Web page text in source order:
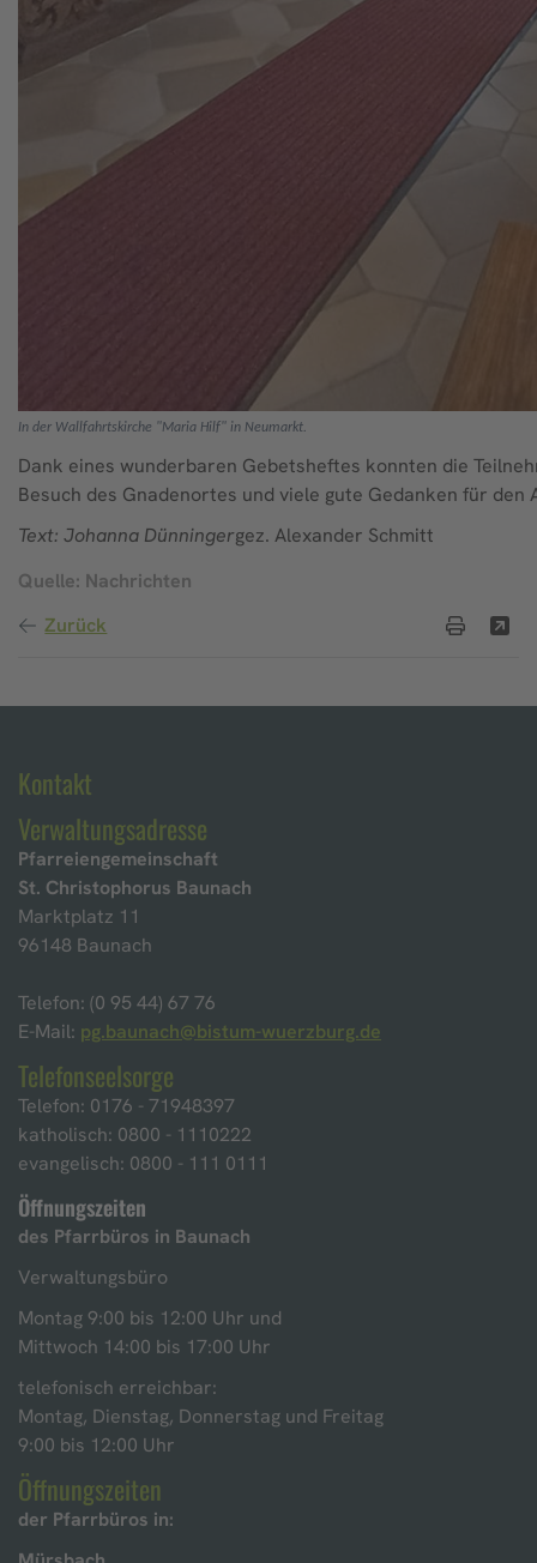
In der Wallfahrtskirche "Maria Hilf" in Neumarkt.
Dank eines wunderbaren Gebetsheftes konnten die
Besuch des Gnadenortes und viele gute Gedanken für den
Text: Johanna Dünningergez. Alexander Schmitt
Quelle: Nachrichten
Zurück
Kontakt
Verwaltungsadresse
Pfarreiengemeinschaft
St. Christophorus Baunach
Marktplatz 11
96148 Baunach
Telefon: (0 95 44) 67 76
E-Mail: pg.baunach@bistum-wuerzburg.de
Telefonseelsorge
Telefon: 0176 - 71948397
katholisch: 0800 - 1110222
evangelisch: 0800 - 111 0111
Öffnungszeiten
des Pfarrbüros in Baunach
Verwaltungsbüro
Montag 9:00 bis 12:00 Uhr und
Mittwoch 14:00 bis 17:00 Uhr
telefonisch erreichbar:
Montag, Dienstag, Donnerstag und Freitag
9:00 bis 12:00 Uhr
Öffnungszeiten
der Pfarrbüros in: